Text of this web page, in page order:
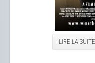
LIRE LA SUITE